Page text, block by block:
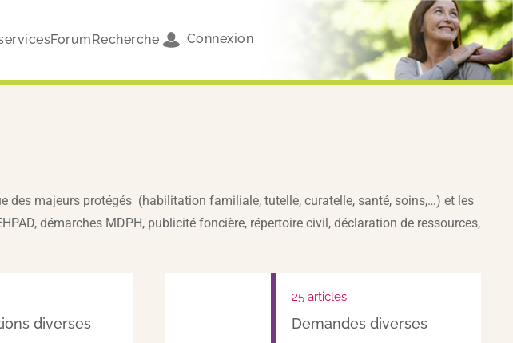
ForumRecherche Connexion
des majeurs protégés (habilitation familiale, tutelle, curatelle, santé, soins,…) et les
démarches MDPH, publicité foncière, répertoire civil, déclaration de ressources,
diverses
25 articles
Demandes diverses